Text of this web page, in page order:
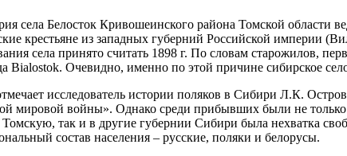
села Белосток Кривошеинского района Томской области
крестьяне из западных губерний Российской империи
села принято считать 1898 г. По словам старожилов,
Bialostok. Очевидно, именно по этой причине сибирское
исследователь истории поляков в Сибири Л.К.
мировой войны». Однако среди прибывших были не
Томскую, так и в другие губернии Сибири была нехватка
состав населения – русские, поляки и белорусы.